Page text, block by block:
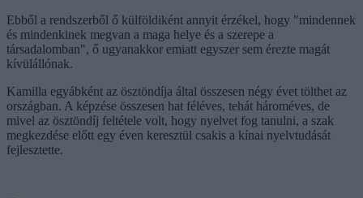
Ebből a rendszerből ő külföldiként annyit érzékel, hogy "mindennek
és mindenkinek megvan a maga helye és a szerepe a
társadalomban", ő ugyanakkor emiatt egyszer sem érezte magát
kívülállónak.
Kamilla egyábként az ösztöndíja által összesen négy évet tölthet az
országban. A képzése összesen hat féléves, tehát hároméves, de
mivel az ösztöndíj feltétele volt, hogy nyelvet fog tanulni, a szak
megkezdése előtt egy éven keresztül csakis a kínai nyelvtudását
fejlesztette.